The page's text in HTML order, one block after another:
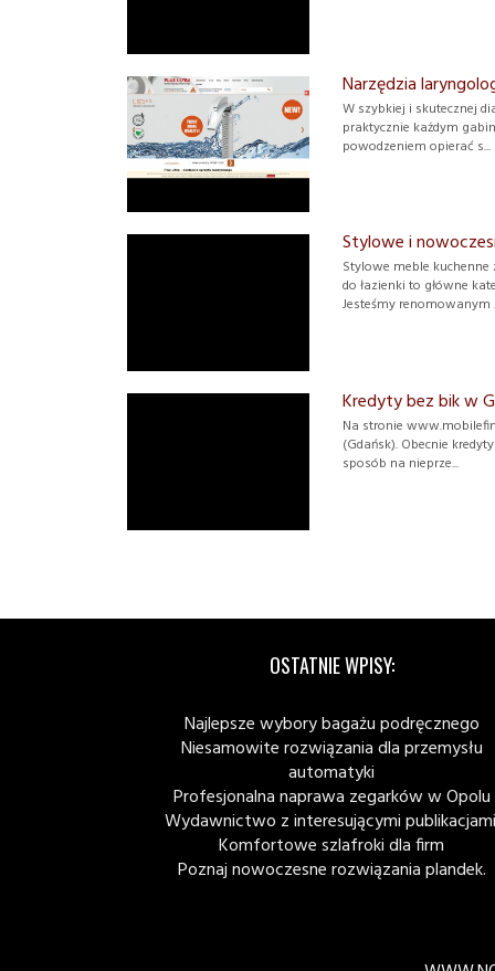
Narzędzia
W szybkiej i skutecznej
praktycznie każdym
powodzeniem opierać s...
Stylowe i
Stylowe meble
do łazienki to główne
Jesteśmy renomowanym
Kredyty bez bik w
Na stronie
(Gdańsk). Obecnie
sposób na nieprze...
OSTATNIE WPISY:
Najlepsze wybory bagażu podręcznego
Niesamowite rozwiązania dla przemysłu
automatyki
Profesjonalna naprawa zegarków w Opolu
Wydawnictwo z interesującymi
Komfortowe szlafroki dla firm
Poznaj nowoczesne rozwiązania plandek.